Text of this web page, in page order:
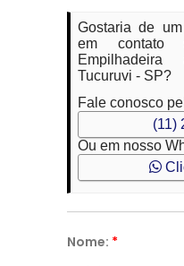
Gostaria de
em contato
Tucuruvi - SP?
Fale conosco
(11)
Ou em nosso
Nome: *